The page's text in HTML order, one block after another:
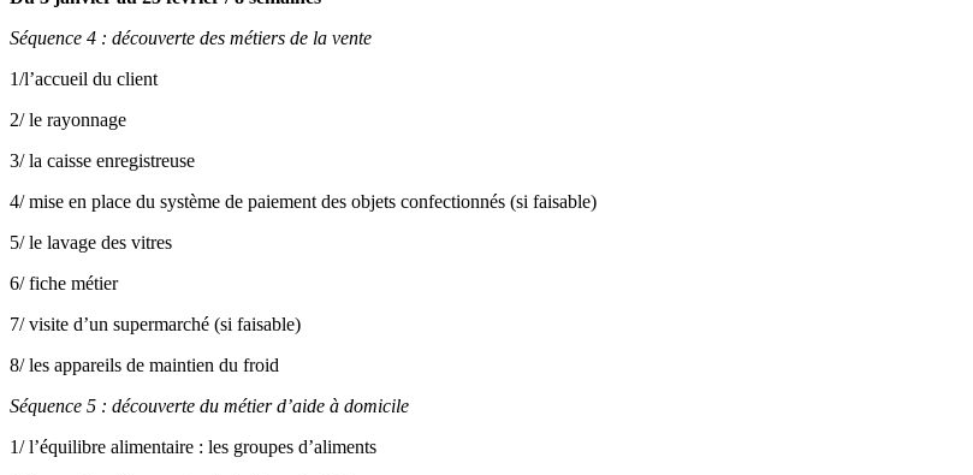
Séquence 4 : découverte des métiers de la vente
1/l’accueil du client
2/ le rayonnage
3/ la caisse enregistreuse
4/ mise en place du système de paiement des objets confectionnés (si faisable)
5/ le lavage des vitres
6/ fiche métier
7/ visite d’un supermarché (si faisable)
8/ les appareils de maintien du froid
Séquence 5 : découverte du métier d’aide à domicile
1/ l’équilibre alimentaire : les groupes d’aliments